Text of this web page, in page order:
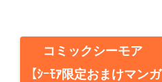
コミックシーモア
【ｼｰﾓｱ限定おまけマンガ